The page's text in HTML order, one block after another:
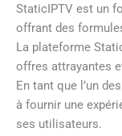
StaticIPTV est un
offrant des
La plateforme
offres attrayantes
En tant que l’un
à fournir une
ses utilisateurs.